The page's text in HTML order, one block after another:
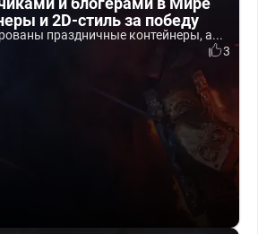
и 2D-стиль за победу
праздничные контейнеры, а...
3